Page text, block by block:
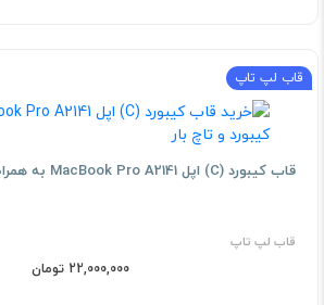
قاب لپ تاپ
قاب کيبورد (C) اپل MacBook Pro A2141 به همراه کيبورد و تاچ بار
قاب لپ تاپ
22,000,000 تومان